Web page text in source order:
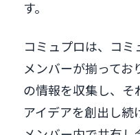
す。
コミュプロは、コ
メンバーが揃ってお
の情報を収集し、そ
アイデアを創出し続